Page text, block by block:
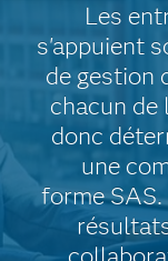
Les
s'appuient
de gestion
chacun
donc
une
forme